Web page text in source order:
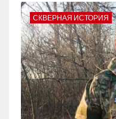
СКВЕРНАЯ ИСТОРИЯ